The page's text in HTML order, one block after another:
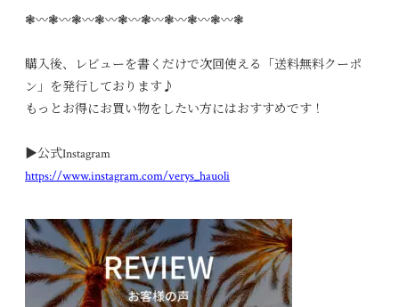
❃〰︎❃〰︎❃〰︎❃〰︎❃〰︎❃〰︎❃〰︎❃〰︎❃〰︎❃
購入後、レビューを書くだけで次回使える「送料無料クーポ
ン」を発行しております♪
もっとお得にお買い物をしたい方にはおすすめです！
▶︎公式Instagram
https://www.instagram.com/verys_hauoli